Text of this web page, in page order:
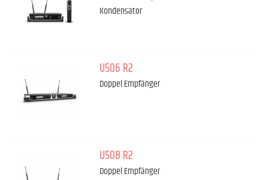
Kondensator
U506 R2
Doppel Empfänger
U508 R2
Doppel Empfänger